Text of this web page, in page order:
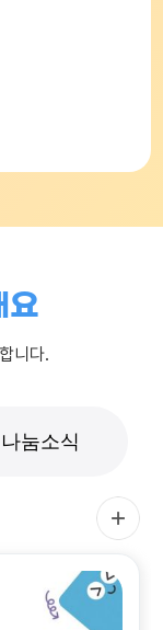
요
니다.
나눔소식